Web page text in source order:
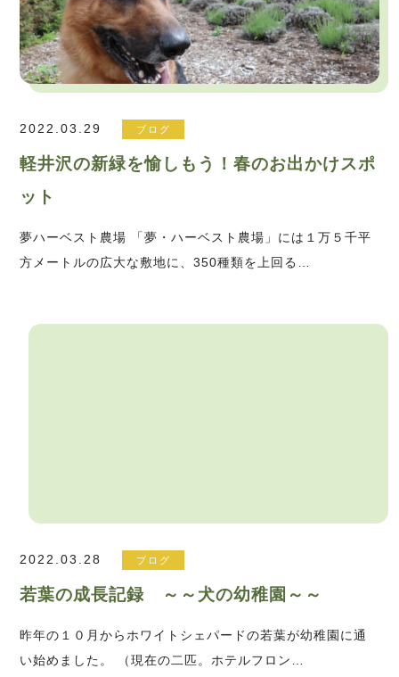
2022.03.29 ブログ
軽井沢の新緑を愉しもう！春のお出かけスポ
ット
夢ハーベスト農場 「夢・ハーベスト農場」には１万５千平
方メートルの広大な敷地に、350種類を上回る…
2022.03.28 ブログ
若葉の成長記録 ～～犬の幼稚園～～
昨年の１０月からホワイトシェパードの若葉が幼稚園に通
い始めました。 （現在の二匹。ホテルフロン…